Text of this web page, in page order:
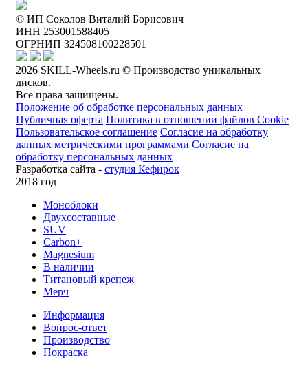
© ИП Соколов Виталий Борисович
ИНН 253001588405
ОГРНИП 324508100228501
2026 SKILL-Wheels.ru © Производство уникальных
дисков.
Все права защищены.
Положение об обработке персональных данных
Публичная оферта Политика в отношении файлов Cookie
Пользовательское соглашение Согласие на обработку
данных метрическими программами Согласие на
обработку персональных данных
Разработка сайта - студия Кефирок
2018 год
Моноблоки
Двухсоставные
SUV
Carbon+
Magnesium
В наличии
Титановый крепеж
Мерч
Информация
Вопрос-ответ
Производство
Покраска